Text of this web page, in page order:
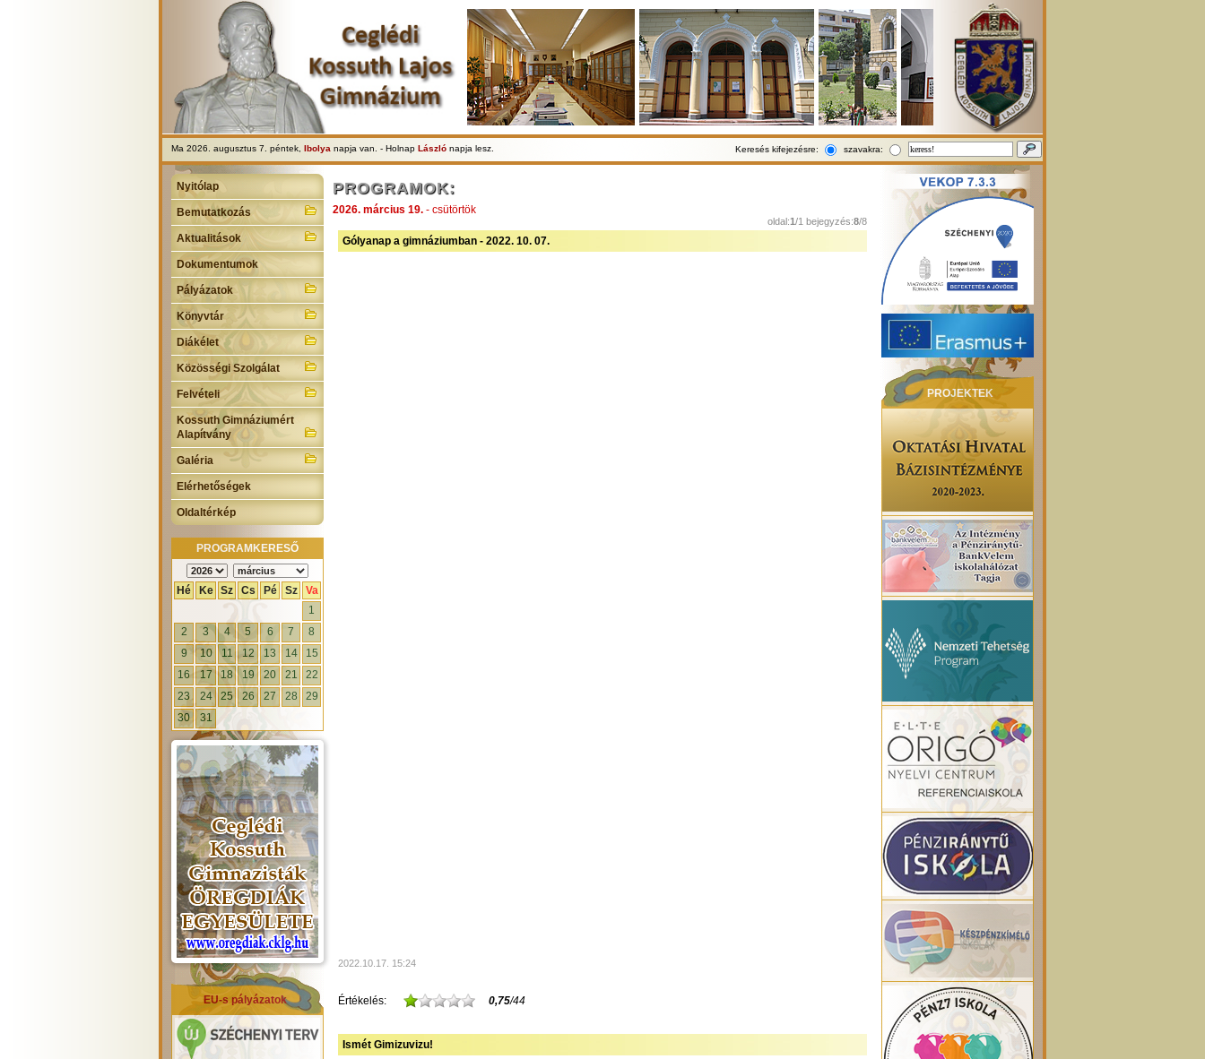
Ma 2026. augusztus 7. péntek, Ibolya napja van. - Holnap László napja lesz. Keresés kifejezésre: szavakra:
Nyitólap
Bemutatkozás
Aktualitások
Dokumentumok
Pályázatok
Könyvtár
Diákélet
Közösségi Szolgálat
Felvételi
Kossuth Gimnáziumért
Alapítvány
Galéria
Elérhetőségek
Oldaltérkép
PROGRAMKERESŐ
Hé Ke Sz Cs Pé Sz
Va
1
2
3 4 5 6 7
8
9
10 11 12 13 14
15
16
17 18 19 20 21
22
23
24 25 26 27 28
29
30
31
EU-s pályázatok
PROGRAMOK:
2026. március 19. - csütörtök
oldal:1/1 bejegyzés:8/8
Gólyanap a gimnáziumban - 2022. 10. 07.
2022.10.17. 15:24
Értékelés: 0,75/44
Ismét Gimizuvizu!
PROJEKTEK